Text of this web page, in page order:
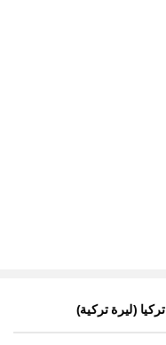
تركيا (ليرة تركية)